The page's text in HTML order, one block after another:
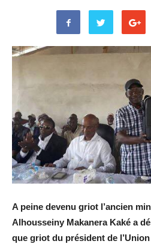
A peine devenu griot l’ancien
Alhousseiny Makanera Kaké a
que griot du président de